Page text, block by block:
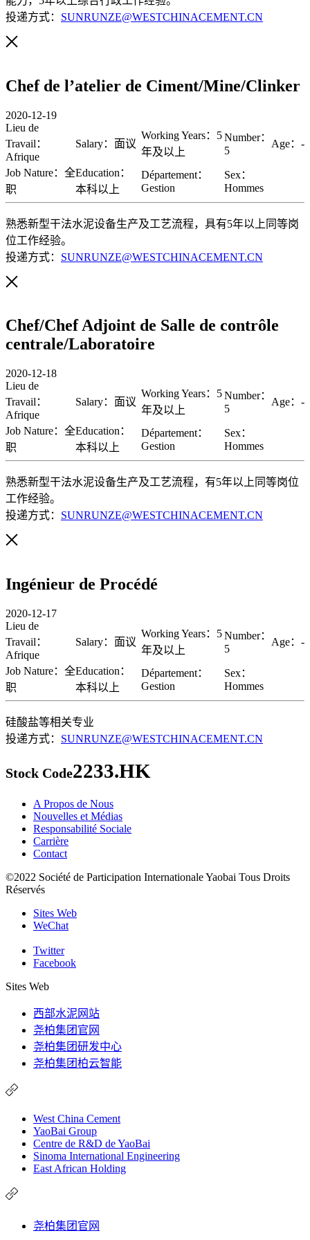
投递方式： SUNRUNZE@WESTCHINACEMENT.CN
Chef de l’atelier de Ciment/Mine/Clinker
2020-12-19
Lieu de
Travail：
Afrique
Salary：面议
Working Years：5
年及以上
Number：
5
Age：-
Job Nature：全
职
Education：
本科以上
Département：
Gestion
Sex：
Hommes
熟悉新型干法水泥设备生产及工艺流程，具有5年以上同等岗
位工作经验。
投递方式： SUNRUNZE@WESTCHINACEMENT.CN
Chef/Chef Adjoint de Salle de contrôle
centrale/Laboratoire
2020-12-18
Lieu de
Travail：
Afrique
Salary：面议
Working Years：5
年及以上
Number：
5
Age：-
Job Nature：全
职
Education：
本科以上
Département：
Gestion
Sex：
Hommes
熟悉新型干法水泥设备生产及工艺流程，有5年以上同等岗位
工作经验。
投递方式： SUNRUNZE@WESTCHINACEMENT.CN
Ingénieur de Procédé
2020-12-17
Lieu de
Travail：
Afrique
Salary：面议
Working Years：5
年及以上
Number：
5
Age：-
Job Nature：全
职
Education：
本科以上
Département：
Gestion
Sex：
Hommes
硅酸盐等相关专业
投递方式： SUNRUNZE@WESTCHINACEMENT.CN
Stock Code2233.HK
A Propos de Nous
Nouvelles et Médias
Responsabilité Sociale
Carrière
Contact
©2022 Société de Participation Internationale Yaobai Tous Droits
Réservés
Sites Web
WeChat
Twitter
Facebook
Sites Web
西部水泥网站
尧柏集团官网
尧柏集团研发中心
尧柏集团柏云智能
West China Cement
YaoBai Group
Centre de R&D de YaoBai
Sinoma International Engineering
East African Holding
尧柏集团官网